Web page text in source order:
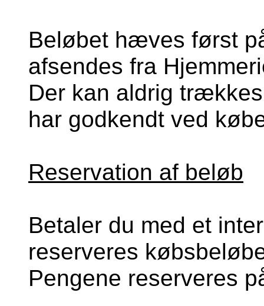
Beløbet hæves først
afsendes fra
Der kan aldrig
har godkendt ved
Reservation af beløb
Betaler du med et
reserveres
Pengene reserveres